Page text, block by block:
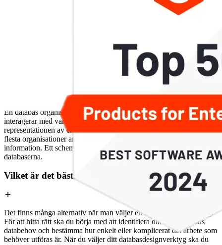
Vanliga frågor om databasdesignverktyg
Vad är skillnaden mellan ett schema och en
En databas organiserar element som är sammankopplade eller
interagerar med varandra. Ett schema visar beskrivningen eller
representationen av en hel databas och visar databasstrukturen. De
flesta organisationer använder i dag databaser för att få åtkomst till
information. Ett schema gör det lättare för teamen att hantera
databaserna.
Vilket är det bästa verktyget för databasdesign?
Det finns många alternativ när man väljer ett databasdesignverktyg.
För att hitta rätt ska du börja med att identifiera din organisations
databehov och bestämma hur enkelt eller komplicerat det arbete som
behöver utföras är. När du väljer ditt databasdesignverktyg ska du